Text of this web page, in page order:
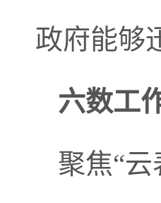
政府能够
六数工
聚焦“